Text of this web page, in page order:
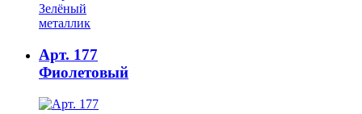
Арт. 177
Фиолетовый